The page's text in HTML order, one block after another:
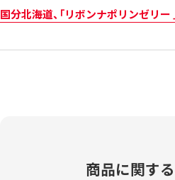
国分北海道、「リボンナポリンゼリー
商品に関する